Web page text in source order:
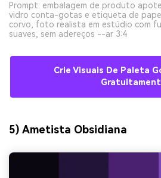
Prompt: embalagem de produto
vidro conta-gotas e etiqueta de
corvo, foto realista em estúdio com
suaves, sem adereços --ar 3:4
Crie Visuais De Paleta
5) Ametista Obsidiana